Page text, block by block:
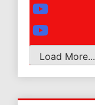
Load More...